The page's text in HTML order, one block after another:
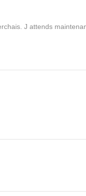
J attends